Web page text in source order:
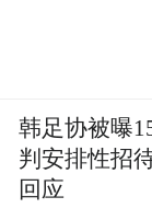
韩足协被曝
判安排性招
回应